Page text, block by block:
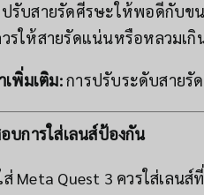
ปรับสายรัดศีรษะให้พอดีกับข
รให้สายรัดแน่นหรือหลวมเกิ
พิ่มเติม:การปรับระดับสายรั
บการใส่เลนส์ป้องกัน
Meta Quest 3 ควรใส่เลน